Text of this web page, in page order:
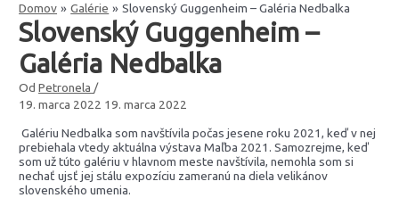
Domov Galérie Slovenský Guggenheim – Galéria Nedbalka
Slovenský Guggenheim –
Galéria Nedbalka
Od Petronela /
19. marca 2022 19. marca 2022
Galériu Nedbalka som navštívila počas jesene roku 2021, keď v nej
prebiehala vtedy aktuálna výstava Maľba 2021. Samozrejme, keď
som už túto galériu v hlavnom meste navštívila, nemohla som si
nechať ujsť jej stálu expozíciu zameranú na diela velikánov
slovenského umenia.